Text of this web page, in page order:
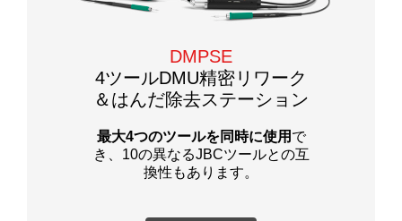
DMPSE
4ツールDMU精密リワーク
＆はんだ除去ステーション
最大4つのツールを同時に使用 で
き、10の異なるJBCツールとの互
換性もあります。